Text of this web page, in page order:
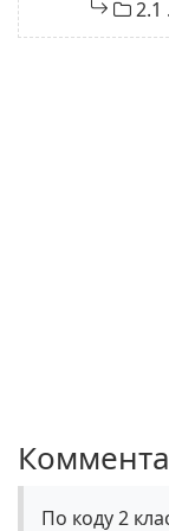
2.1
По коду 2